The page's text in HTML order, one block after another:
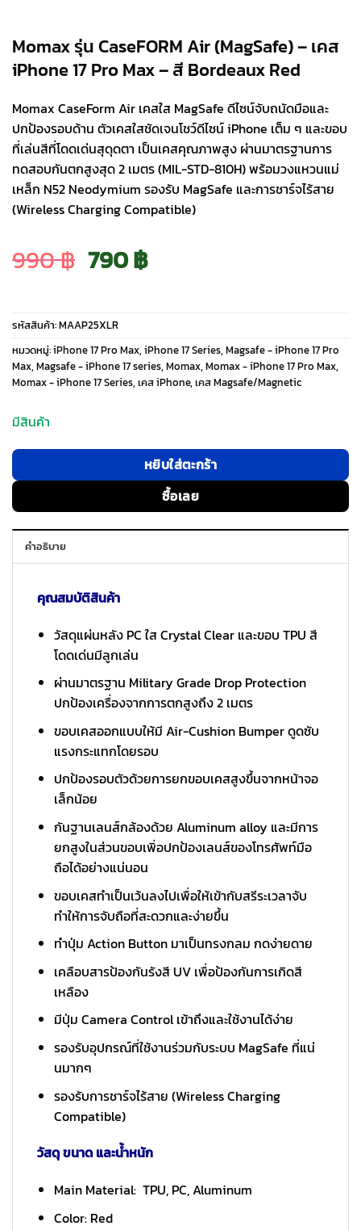
Momax รุ่น CaseFORM Air (MagSafe) – เคส
iPhone 17 Pro Max – สี Bordeaux Red
Momax CaseForm Air เคสใส MagSafe ดีไซน์จับถนัดมือและ
ปกป้องรอบด้าน ตัวเคสใสชัดเจนโชว์ดีไซน์ iPhone เต็ม ๆ และขอบ
ที่เล่นสีที่โดดเด่นสุดุดตา เป็นเคสคุณภาพสูง ผ่านมาตรฐานการ
ทดสอบกันตกสูงสุด 2 เมตร (MIL-STD-810H) พร้อมวงแหวนแม่
เหล็ก N52 Neodymium รองรับ MagSafe และการชาร์จไร้สาย
(Wireless Charging Compatible)
990฿ Original
price
was:
990 ฿.
790฿Current
price
is:
790 ฿.
รหัสสินค้า:MAAP25XLR
หมวดหมู่:iPhone 17 Pro Max, iPhone 17 Series, Magsafe - iPhone 17 Pro
Max, Magsafe - iPhone 17 series, Momax, Momax - iPhone 17 Pro Max,
Momax - iPhone 17 Series, เคส iPhone, เคส Magsafe/Magnetic
มีสินค้า
หยิบใส่ตะกร้า
ซื้อเลย
คำอธิบาย
คุณสมบัติสินค้า
วัสดุแผ่นหลัง PC ใส Crystal Clear และขอบ TPU สี
โดดเด่นมีลูกเล่น
ผ่านมาตรฐาน Military Grade Drop Protection
ปกป้องเครื่องจากการตกสูงถึง 2 เมตร
ขอบเคสออกแบบให้มี Air-Cushion Bumper ดูดซับ
แรงกระแทกโดยรอบ
ปกป้องรอบตัวด้วยการยกขอบเคสสูงขึ้นจากหน้าจอ
เล็กน้อย
กันฐานเลนส์กล้องด้วย Aluminum alloy และมีการ
ยกสูงในส่วนขอบเพิ่อปกป้องเลนส์ของโทรศัพท์มือ
ถือได้อย่างแน่นอน
ขอบเคสทำเป็นเว้นลงไปเพื่อให้เข้ากับสรีระเวลาจับ
ทำให้การจับถือที่สะดวกและง่ายขึ้น
ทำปุ่ม Action Button มาเป็นทรงกลม กดง่ายดาย
เคลือบสารป้องกันรังสี UV เพื่อป้องกันการเกิดสี
เหลือง
มีปุ่ม Camera Control เข้าถึงและใช้งานได้ง่าย
รองรับอุปกรณ์ที่ใช้งานร่วมกับระบบ MagSafe ที่แน่
นมากๆ
รองรับการชาร์จไร้สาย (Wireless Charging
Compatible)
วัสดุ ขนาด และน้ำหนัก
Main Material: TPU, PC, Aluminum
Color: Red